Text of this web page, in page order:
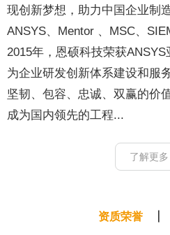
现创新梦想，助力中国企业制
ANSYS、Mentor 、MSC、
2015年，恩硕科技荣获
为企业研发创新体系建设和服
坚韧、包容、忠诚、双赢的价
成为国内领先的工程...
了解更多
资质荣誉